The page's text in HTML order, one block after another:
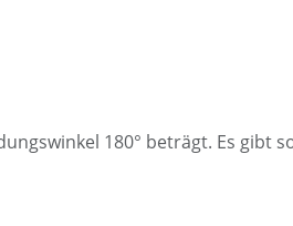
180° beträgt. Es gibt